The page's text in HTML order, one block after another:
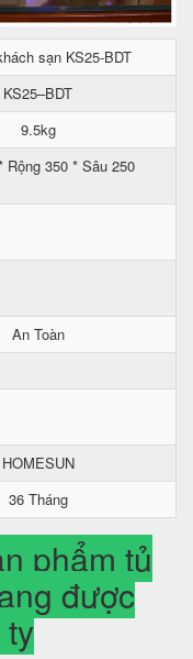
sạn KS25-BDT
KS25–BDT
9.5kg
Rộng 350 * Sâu 250
An Toàn
HOMESUN
36 Tháng
phẩm tủ
được